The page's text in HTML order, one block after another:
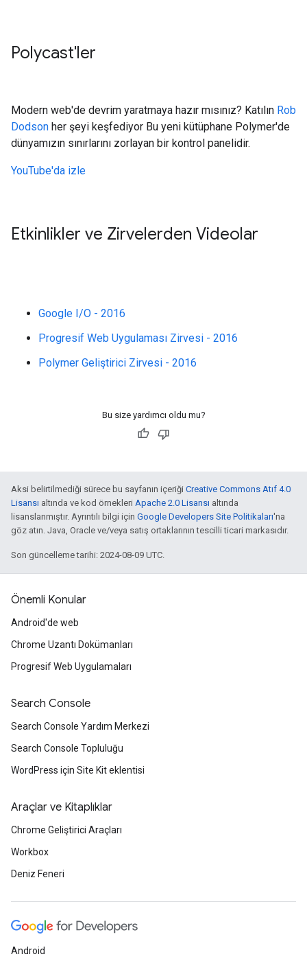
Polycast'ler
Modern web'de devrim yaratmaya hazır mısınız? Katılın Rob
Dodson her şeyi keşfediyor Bu yeni kütüphane Polymer'de
dünyamızın sınırlarını zorlayan bir kontrol panelidir.
YouTube'da izle
Etkinlikler ve Zirvelerden Videolar
Google I/O - 2016
Progresif Web Uygulaması Zirvesi - 2016
Polymer Geliştirici Zirvesi - 2016
Bu size yardımcı oldu mu?
Aksi belirtilmediği sürece bu sayfanın içeriği Creative Commons Atıf 4.0
Lisansı altında ve kod örnekleri Apache 2.0 Lisansı altında
lisanslanmıştır. Ayrıntılı bilgi için Google Developers Site Politikaları'na
göz atın. Java, Oracle ve/veya satış ortaklarının tescilli ticari markasıdır.
Son güncelleme tarihi: 2024-08-09 UTC.
Önemli Konular
Android'de web
Chrome Uzantı Dokümanları
Progresif Web Uygulamaları
Search Console
Search Console Yardım Merkezi
Search Console Topluluğu
WordPress için Site Kit eklentisi
Araçlar ve Kitaplıklar
Chrome Geliştirici Araçları
Workbox
Deniz Feneri
Android